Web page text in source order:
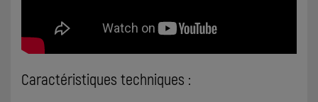
Caractéristiques techniques :